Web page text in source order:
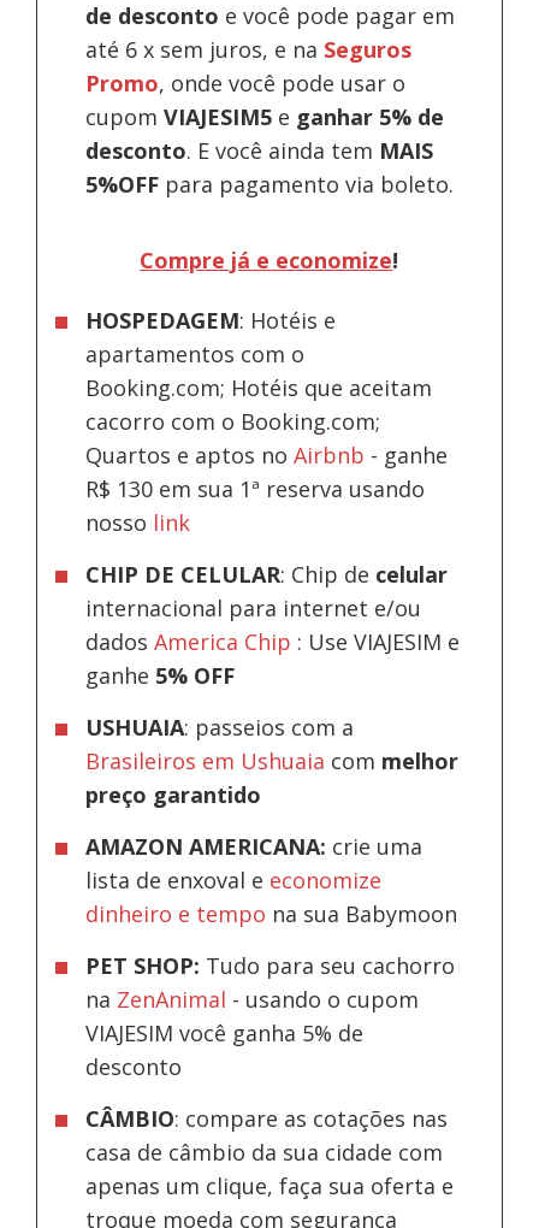
de desconto e você pode pagar em
até 6 x sem juros, e na Seguros
Promo, onde você pode usar o
cupomVIAJESIM5 e ganhar 5% de
desconto. E você ainda tem MAIS
5%OFF para pagamento via boleto.
Compre já e economize!
HOSPEDAGEM: Hotéis e
apartamentos com o
Booking.com; Hotéis que aceitam
cacorro com o Booking.com;
Quartos e aptos noAirbnb - ganhe
R$ 130 em sua 1ª reserva usando
nosso link
CHIP DE CELULAR: Chip de celular
internacional para internet e/ou
dadosAmerica Chip : Use VIAJESIM e
ganhe 5% OFF
USHUAIA: passeios com a
Brasileiros em Ushuaia com melhor
preço garantido
AMAZON AMERICANA: crie uma
lista de enxoval e economize
dinheiro e tempo na sua Babymoon
PET SHOP: Tudo para seu cachorro
na ZenAnimal - usando o cupom
VIAJESIM você ganha 5% de
desconto
CÂMBIO: compare as cotações nas
casa de câmbio da sua cidade com
apenas um clique, faça sua oferta e
troque moeda com segurança